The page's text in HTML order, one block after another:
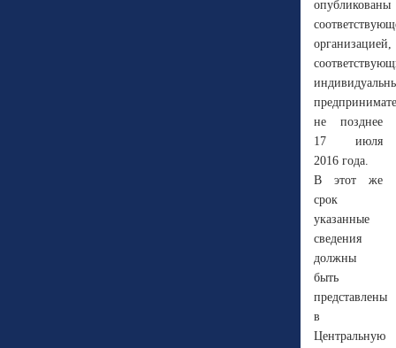
опубликованы
организацией,
не позднее
17 июля
2016 года.
В этот же
срок
указанные
сведения
должны
быть
представлены
в
Центральную